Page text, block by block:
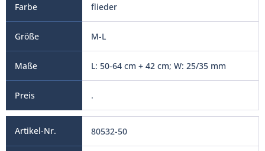
flieder
M-L
L: 50-64 cm + 42 cm; W: 25/35 mm
.
80532-50